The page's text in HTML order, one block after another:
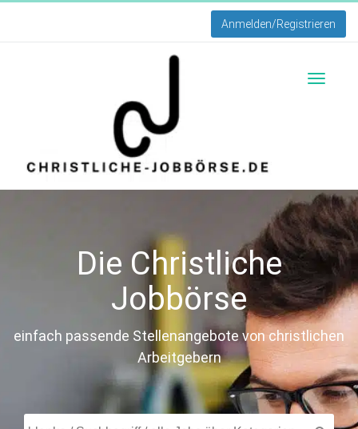
Anmelden/Registrieren
Die Christliche
Jobbörse
einfach passende Stellenangebote von christlichen
Arbeitgebern